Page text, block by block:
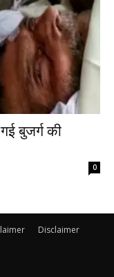
बुजर्ग की
0
Disclaimer